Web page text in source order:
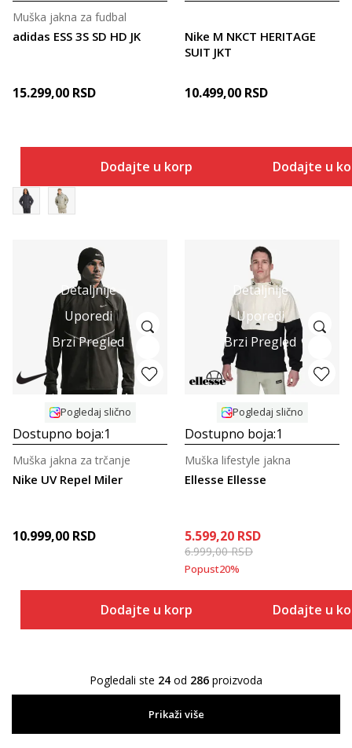
adidas ESS 3S SD HD JK
Muška jakna za fudbal
15.299,00 RSD
Dodajte u korpu
Nike M NKCT HERITAGE
SUIT JKT
10.499,00 RSD
Dodajte u
Detaljnije
Uporedi
Brzi Pregled
Pogledaj slično
Dostupno boja:1
Nike UV Repel Miler
Muška jakna za trčanje
10.999,00 RSD
Dodajte u korpu
Detaljnije
Uporedi
Brzi Pregled
Pogledaj slično
Dostupno boja:1
Ellesse Ellesse
Muška lifestyle jakna
5.599,20 RSD
6.999,00RSD
Popust20%
Dodajte u
Pogledali ste 24 od 286 proizvoda
Prikaži više